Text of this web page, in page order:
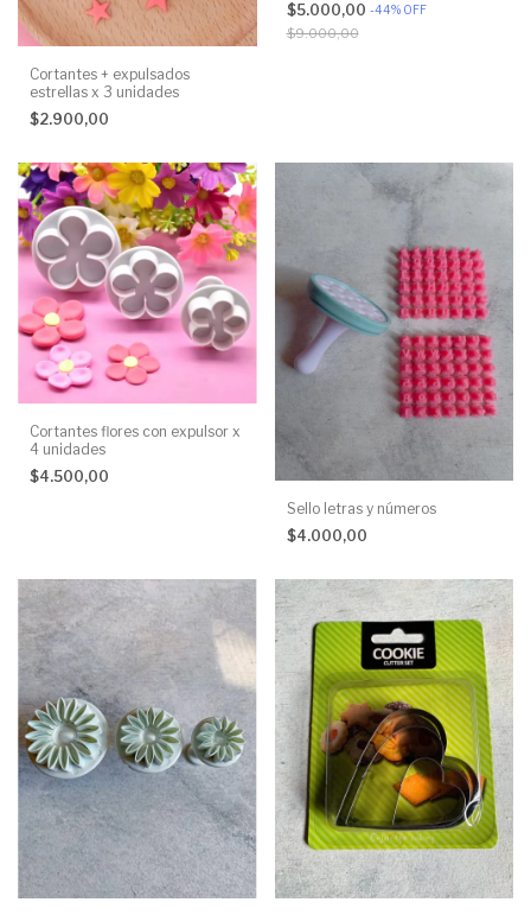
Cortantes + expulsados
estrellas x 3 unidades
$2.900,00
$5.000,00 -44% OFF
$9.000,00
Cortantes flores con expulsor x
4 unidades
$4.500,00
Sello letras y números
$4.000,00